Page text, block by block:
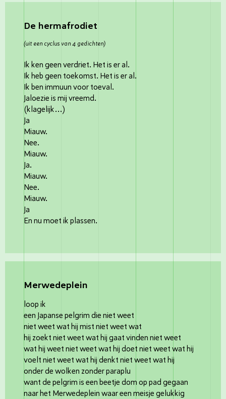
De hermafrodiet
(uit een cyclus van 4 gedichten)
Ik ken geen verdriet. Het is er al.
Ik heb geen toekomst. Het is er al.
Ik ben immuun voor toeval.
Jaloezie is mij vreemd.
(klagelijk…)
Ja
Miauw.
Nee.
Miauw.
Ja.
Miauw.
Nee.
Miauw.
Ja
En nu moet ik plassen.
Merwedeplein
loop ik
een Japanse pelgrim die niet weet
niet weet wat hij mist niet weet wat
hij zoekt niet weet wat hij gaat vinden niet weet
wat hij weet niet weet wat hij doet niet weet wat hij
voelt niet weet wat hij denkt niet weet wat hij
onder de wolken zonder paraplu
want de pelgrim is een beetje dom op pad gegaan
naar het Merwedeplein waar een meisje gelukkig